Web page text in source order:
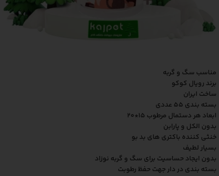
مناسب سگ و گربه
برند رویال کوکو
ساخت ایران
بسته بندی 55 عددی
ابعاد هر دستمال مرطوب 15*20
بدون الکل و پارابن
خنثی کننده باکتری های بد بو
بسیار لطیف
بدون ایجاد حساسیت برای سگ و گربه نوزاد
بسته بندی در دار جهت حفظ رطوبت